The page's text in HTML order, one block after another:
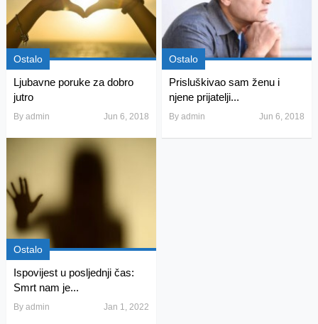
Ostalo
Ljubavne poruke za dobro
jutro
By admin Jun 6, 2018
Ostalo
Prisluškivao sam ženu i
njene prijatelji...
Byadmin Jun 6, 2018
Ostalo
Ispovijest u posljednji čas:
Smrt nam je...
By admin Jan 1, 2022